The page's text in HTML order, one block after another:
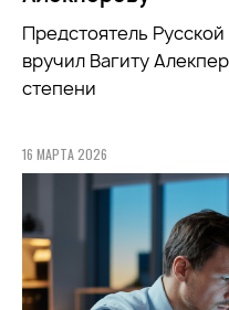
Предстоятель
вручил Вагиту
степени
16 МАРТА 2026